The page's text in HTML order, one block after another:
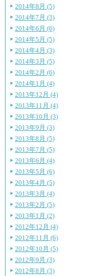
2014年8月 (5)
2014年7月 (3)
2014年6月 (6)
2014年5月 (5)
2014年4月 (3)
2014年3月 (5)
2014年2月 (6)
2014年1月 (4)
2013年12月 (4)
2013年11月 (4)
2013年10月 (3)
2013年9月 (3)
2013年8月 (5)
2013年7月 (5)
2013年6月 (4)
2013年5月 (6)
2013年4月 (5)
2013年3月 (4)
2013年2月 (5)
2013年1月 (2)
2012年12月 (4)
2012年11月 (6)
2012年10月 (5)
2012年9月 (3)
2012年8月 (3)